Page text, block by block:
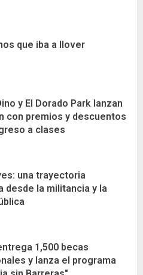
que iba a llover
y El Dorado Park lanzan
con premios y descuentos
a clases
una trayectoria
desde la militancia y la
1,500 becas
y lanza el programa